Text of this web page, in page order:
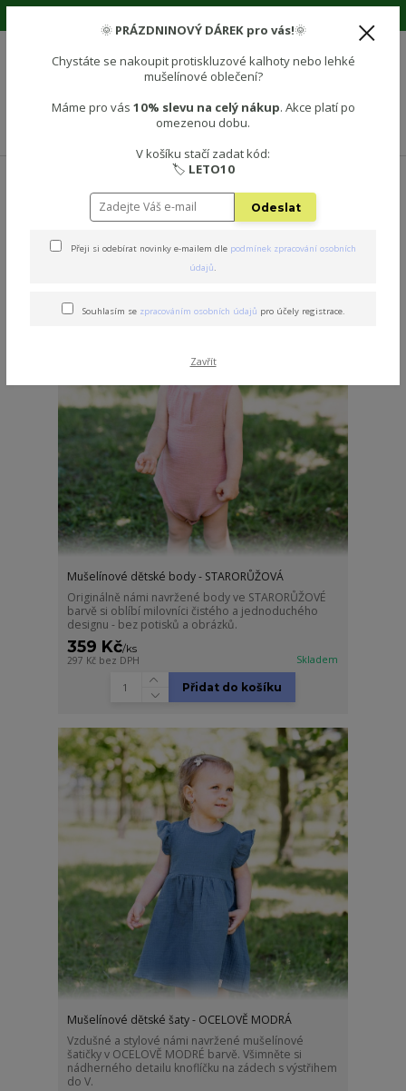
Velikost: 80
strana z 3 další
Mušelínové dětské body - STARORŮŽOVÁ
Originálně námi navržené body ve STARORŮŽOVÉ
barvě si oblíbí milovníci čistého a jednoduchého
designu - bez potisků a obrázků.
359 Kč/ks
297 Kč bez DPH Skladem
Přidat do košíku
Mušelínové dětské šaty - OCELOVĚ MODRÁ
Vzdušné a stylové námi navržené mušelínové
šatičky v OCELOVĚ MODRÉ barvě. Všimněte si
nádherného detailu knoflíčku na zádech s výstřihem
do V.
🌞 PRÁZDNINOVÝ DÁREK pro vás!🌞
Chystáte se nakoupit protiskluzové kalhoty nebo lehké
mušelínové oblečení?
Máme pro vás 10% slevu na celý nákup. Akce platí po
omezenou dobu.
V košíku stačí zadat kód:
🏷️ LETO10
Odeslat
Přeji si odebírat novinky e-mailem dle podmínek zpracování osobních
údajů.
Souhlasím se zpracováním osobních údajů pro účely registrace.
Zavřít